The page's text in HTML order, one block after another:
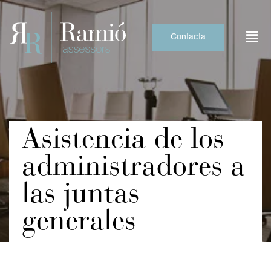
Skip
content
Contacta
Asistencia de los
administradores a
las juntas
generales